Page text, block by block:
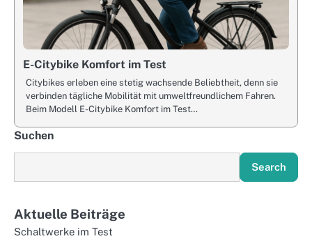
E-Citybike Komfort im Test
Citybikes erleben eine stetig wachsende Beliebtheit, denn sie
verbinden tägliche Mobilität mit umweltfreundlichem Fahren.
Beim Modell E-Citybike Komfort im Test…
Suchen
Search
Aktuelle Beiträge
Schaltwerke im Test